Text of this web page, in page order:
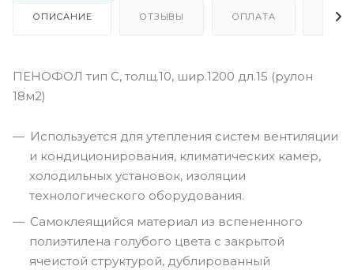
ОПИСАНИЕ ОТЗЫВЫ ОПЛАТА
ПЕНОФОЛ тип C, толщ.10, шир.1200 дл.15 (рулон
18м2)
Используется для утепления систем вентиляции
и кондиционирования, климатических камер,
холодильных установок, изоляции
технологического оборудования.
Самоклеящийся материал из вспененного
полиэтилена голубого цвета с закрытой
ячеистой структурой, дублированный